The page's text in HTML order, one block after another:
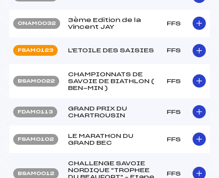
ONAM0032
3ème Edition de la
Vincent JAY
FFS
FSAM0123 L'ETOILE DES SAISIES FFS
BSAM0022
CHAMPIONNATS DE
SAVOIE DE BIATHLON (
BEN-MIN )
FFS
FDAM0113
GRAND PRIX DU
CHARTROUSIN
FFS
FSAM0102
LE MARATHON DU
GRAND BEC
FFS
BSAM0012
CHALLENGE SAVOIE
NORDIQUE "TROPHEE
DU BEAUFORT" – Etape
FFS